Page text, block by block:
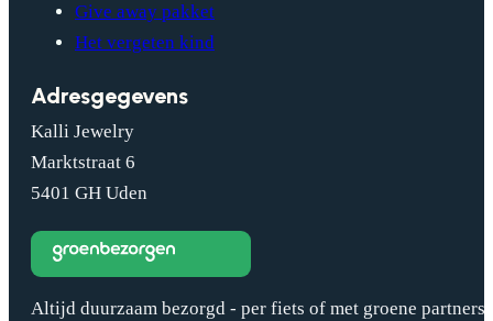
Give away pakket
Het vergeten kind
Adresgegevens
Kalli Jewelry
Marktstraat 6
5401 GH Uden
Altijd duurzaam bezorgd - per fiets of met groene partners